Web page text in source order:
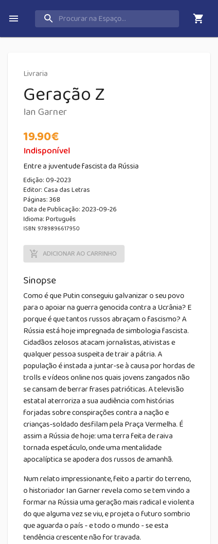
Livraria
Geração Z
Ian Garner
19.90€
Indisponível
Entre a juventude fascista da Rússia
Edição:09-2023
Editor:Casa das Letras
Páginas:368
Data de Publicação:2023-09-26
Idioma:Português
ISBN: 9789896617950
ADICIONAR AO CARRINHO
Sinopse
Como é que Putin conseguiu galvanizar o seu povo
para o apoiar na guerra genocida contra a Ucrânia? E
porque é que tantos russos abraçam o fascismo? A
Rússia está hoje impregnada de simbologia fascista.
Cidadãos zelosos atacam jornalistas, ativistas e
qualquer pessoa suspeita de trair a pátria. A
população é instada a juntar-se à causa por hordas de
trolls e vídeos online nos quais jovens zangados não
se cansam de berrar frases patrióticas. A televisão
estatal aterroriza a sua audiência com histórias
forjadas sobre conspirações contra a nação e
crianças-soldado desfilam pela Praça Vermelha. É
assim a Rússia de hoje: uma terra feita de raiva
tornada espetáculo, onde uma mentalidade
apocalíptica se apodera dos russos de amanhã.
Num relato impressionante, feito a partir do terreno,
o historiador Ian Garner revela como se tem vindo a
formar na Rússia uma geração mais radical e violenta
do que alguma vez se viu, e projeta o futuro sombrio
que aguarda o país - e todo o mundo - se esta
tendência crescente não for travada.